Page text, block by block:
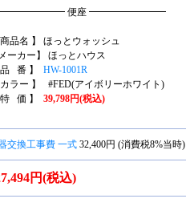
便座 ━━━━━━━━
商品名 】 ほっとウォッシュ
メーカー】 ほっとハウス
品 番 】 HW-1001R
カラー 】 #FED(アイボリーホワイト)
特 価 】 39,798円(税込)
交換工事費 一式 32,400円 (消費税8%当時)
円(税込)